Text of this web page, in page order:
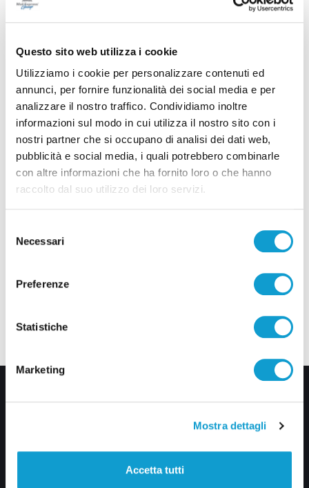
Questo sito web utilizza i cookie
Utilizziamo i cookie per personalizzare contenuti ed
annunci, per fornire funzionalità dei social media e per
analizzare il nostro traffico. Condividiamo inoltre
informazioni sul modo in cui utilizza il nostro sito con i
nostri partner che si occupano di analisi dei dati web,
pubblicità e social media, i quali potrebbero combinarle
con altre informazioni che ha fornito loro o che hanno
raccolto dal suo utilizzo dei loro servizi.
delNecessari
Preferenze
Statistiche
Marketing
Mostra dettagli
Accetta tutti